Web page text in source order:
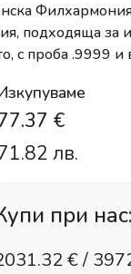
подходяща за
с проба .9999 и
€
лв.
при нас:
€ /